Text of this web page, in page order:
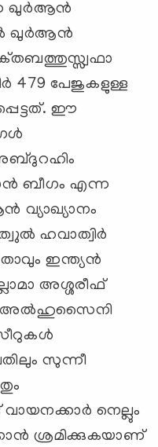
ഖുര്‍ആന്‍
ഖുര്‍ആന്‍
479 പേജുകളുള്ള
ഈ
ബീഗം എന്ന
വ്യാഖ്യാനം
ഹവാത്വിര്‍
ഇന്ത്യന്‍
അശ്ശരീഫ്‌
അല്‍ഹുസൈനി
സുന്നീ
നെല്ലും
ശ്രമിക്കുകയാണ്‌